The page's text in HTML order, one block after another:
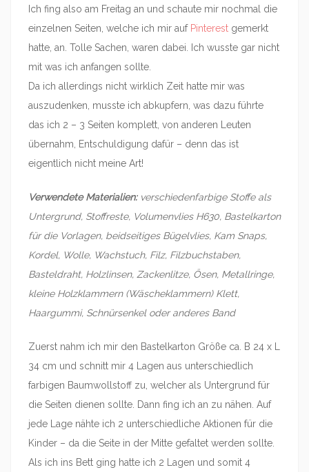
Ich fing also am Freitag an und schaute mir nochmal die
einzelnen Seiten, welche ich mir auf Pinterest gemerkt
hatte, an. Tolle Sachen, waren dabei. Ich wusste gar nicht
mit was ich anfangen sollte.
Da ich allerdings nicht wirklich Zeit hatte mir was
auszudenken, musste ich abkupfern, was dazu führte
das ich 2 – 3 Seiten komplett, von anderen Leuten
übernahm, Entschuldigung dafür – denn das ist
eigentlich nicht meine Art!
Verwendete Materialien:verschiedenfarbige Stoffe als
Untergrund, Stoffreste, Volumenvlies H630, Bastelkarton
für die Vorlagen, beidseitiges Bügelvlies, Kam Snaps,
Kordel, Wolle, Wachstuch, Filz, Filzbuchstaben,
Basteldraht, Holzlinsen, Zackenlitze, Ösen, Metallringe,
kleine Holzklammern (Wäscheklammern) Klett,
Haargummi, Schnürsenkel oder anderes Band
Zuerst nahm ich mir den Bastelkarton Größe ca. B 24 x L
34 cm und schnitt mir 4 Lagen aus unterschiedlich
farbigen Baumwollstoff zu, welcher als Untergrund für
die Seiten dienen sollte. Dann fing ich an zu nähen. Auf
jede Lage nähte ich 2 unterschiedliche Aktionen für die
Kinder – da die Seite in der Mitte gefaltet werden sollte.
Als ich ins Bett ging hatte ich 2 Lagen und somit 4